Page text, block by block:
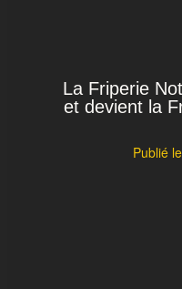
La Friperie
et devient la
Publié le